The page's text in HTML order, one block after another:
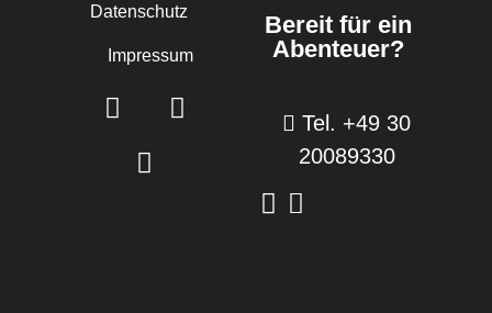
Datenschutz
Impressum
Bereit für ein
Abenteuer?
Tel. +49 30
20089330